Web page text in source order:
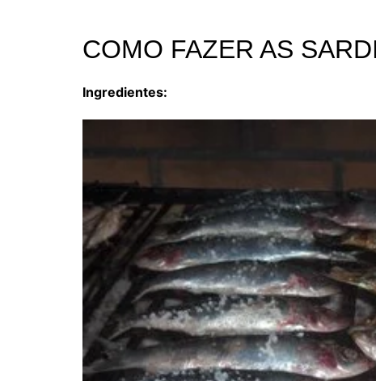
COMO FAZER AS
Ingredientes: